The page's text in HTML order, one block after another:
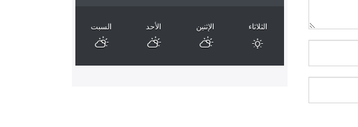
السبت الأحد الإثنين الثلاثاء